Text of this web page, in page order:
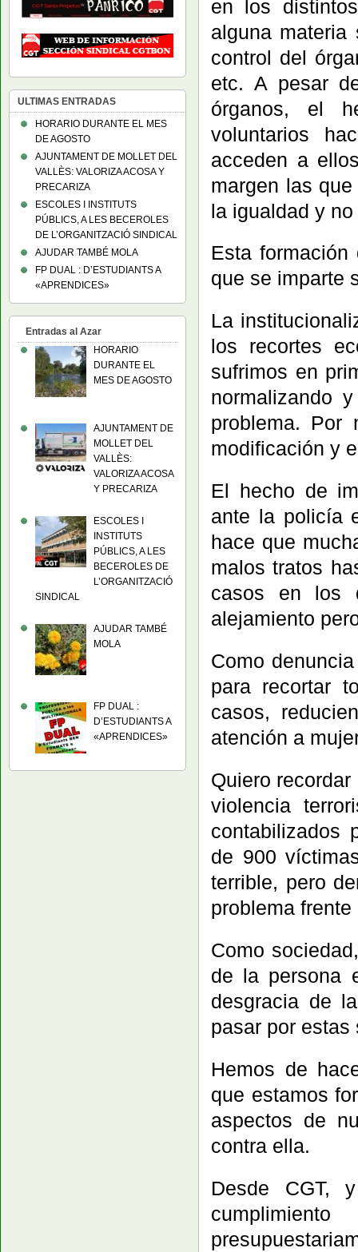
en los
alguna
control del
etc. A pesar
órganos, el
voluntarios
acceden a
margen las
la igualdad y
Esta
que se imparte
La
los recortes
sufrimos en
normalizando
problema. Por
modificación y
El hecho de
ante la policía
hace que
malos tratos
casos en los
alejamiento
Como
para recortar
casos,
atención a
Quiero
violencia
contabilizados
de 900
terrible, pero
problema frente
Como
de la persona
desgracia de
pasar por
Hemos de
que estamos
aspectos de
contra ella.
Desde CGT,
ULTIMAS ENTRADAS
HORARIO DURANTE EL MES
DE AGOSTO
AJUNTAMENT DE MOLLET DEL
VALLÈS: VALORIZA ACOSA Y
PRECARIZA
ESCOLES I INSTITUTS
PÚBLICS, A LES BECEROLES
DE L’ORGANITZACIÓ SINDICAL
AJUDAR TAMBÉ MOLA
FP DUAL : D’ESTUDIANTS A
«APRENDICES»
Entradas al Azar
HORARIO
DURANTE EL
MES DE AGOSTO
AJUNTAMENT DE
MOLLET DEL
VALLÈS:
VALORIZA ACOSA
Y PRECARIZA
ESCOLES I
INSTITUTS
PÚBLICS, A LES
BECEROLES DE
L’ORGANITZACIÓ
SINDICAL
AJUDAR TAMBÉ
MOLA
FP DUAL :
D’ESTUDIANTS A
«APRENDICES»